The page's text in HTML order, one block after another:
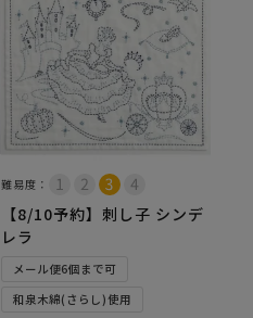
難易度：
【8/10予約】刺し子 シンデ
レラ
メール便6個まで可
和泉木綿(さらし)使用